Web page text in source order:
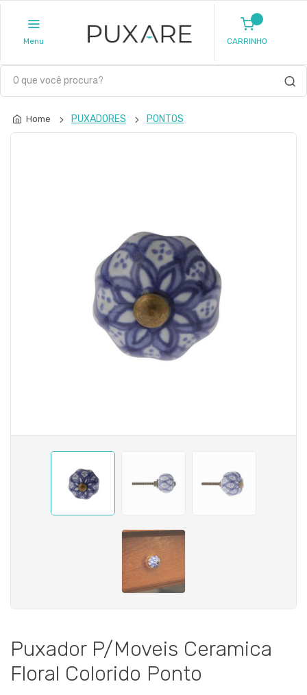
Menu CARRINHO
Home PUXADORES PONTOS
Puxador P/Moveis Ceramica
Floral Colorido Ponto